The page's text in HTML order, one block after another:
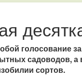
голосование
садоводов,
сортов.